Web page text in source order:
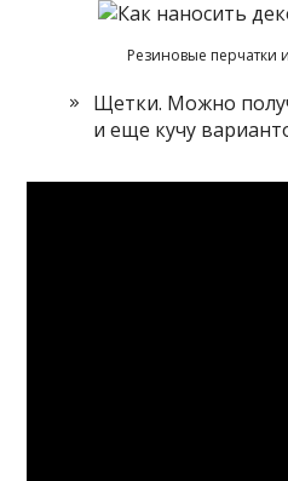
Резиновые перчатки
Щетки. Можно
и еще кучу